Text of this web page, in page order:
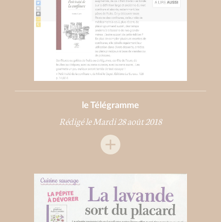
le Télégramme
Rédigé le Mardi 28 août 2018